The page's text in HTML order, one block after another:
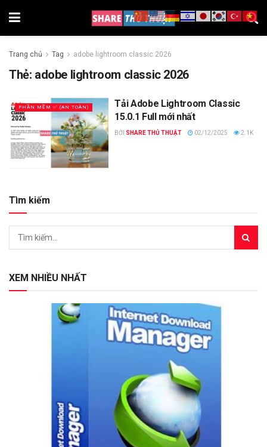
Trang chủ Tag adobe lightroom classic 2026
Thẻ: adobe lightroom classic 2026
PHẦN MỀM ✅ (AN TOÀN)
Tải Adobe Lightroom Classic
15.0.1 Full mới nhất
BỞI SHARE THỦ THUẬT 02/12/2025 2.1K
Tìm kiếm
XEM NHIỀU NHẤT